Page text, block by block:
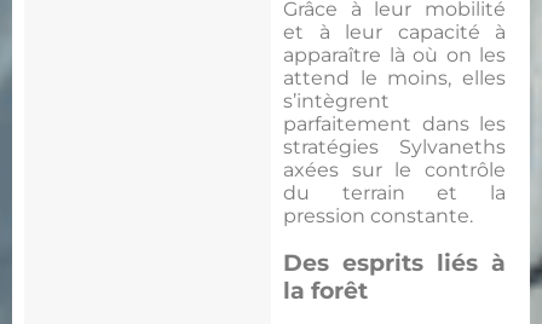
Grâce à leur mobilité
et à leur capacité à
apparaître là où on les
attend le moins, elles
s’intègrent
parfaitement dans les
stratégies Sylvaneths
axées sur le contrôle
du terrain et la
pression constante.
Des esprits liés à
la forêt